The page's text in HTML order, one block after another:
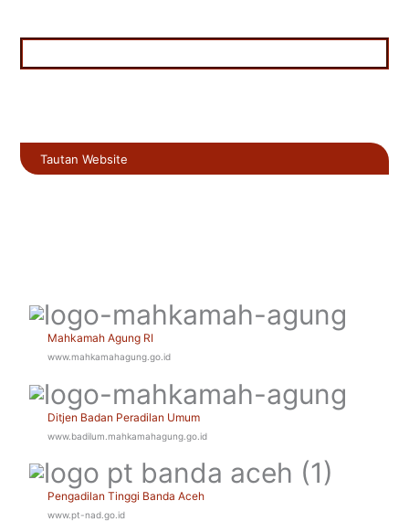
Tautan Website
Mahkamah Agung RI
www.mahkamahagung.go.id
Ditjen Badan Peradilan Umum
www.badilum.mahkamahagung.go.id
Pengadilan Tinggi Banda Aceh
www.pt-nad.go.id